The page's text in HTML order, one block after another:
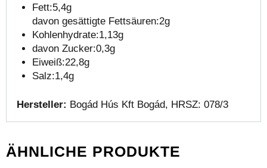
Fett:5,4g
davon gesättigte Fettsäuren:2g
Kohlenhydrate:1,13g
davon Zucker:0,3g
Eiweiß:22,8g
Salz:1,4g
Hersteller: Bogád Hús Kft Bogád, HRSZ: 078/3
ÄHNLICHE PRODUKTE